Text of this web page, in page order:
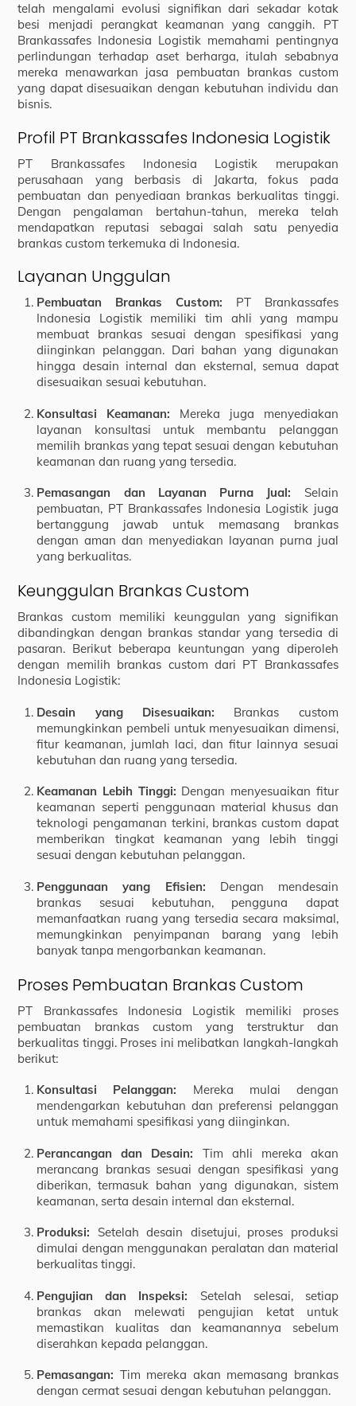
telah mengalami evolusi signifikan dari sekadar kotak
besi menjadi perangkat keamanan yang canggih. PT
Brankassafes Indonesia Logistik memahami pentingnya
perlindungan terhadap aset berharga, itulah sebabnya
mereka menawarkan jasa pembuatan brankas custom
yang dapat disesuaikan dengan kebutuhan individu dan
bisnis.
Profil PT Brankassafes Indonesia Logistik
PT Brankassafes Indonesia Logistik merupakan
perusahaan yang berbasis di Jakarta, fokus pada
pembuatan dan penyediaan brankas berkualitas tinggi.
Dengan pengalaman bertahun-tahun, mereka telah
mendapatkan reputasi sebagai salah satu penyedia
brankas custom terkemuka di Indonesia.
Layanan Unggulan
Pembuatan Brankas Custom: PT Brankassafes
Indonesia Logistik memiliki tim ahli yang mampu
membuat brankas sesuai dengan spesifikasi yang
diinginkan pelanggan. Dari bahan yang digunakan
hingga desain internal dan eksternal, semua dapat
disesuaikan sesuai kebutuhan.
Konsultasi Keamanan: Mereka juga menyediakan
layanan konsultasi untuk membantu pelanggan
memilih brankas yang tepat sesuai dengan kebutuhan
keamanan dan ruang yang tersedia.
Pemasangan dan Layanan Purna Jual: Selain
pembuatan, PT Brankassafes Indonesia Logistik juga
bertanggung jawab untuk memasang brankas
dengan aman dan menyediakan layanan purna jual
yang berkualitas.
Keunggulan Brankas Custom
Brankas custom memiliki keunggulan yang signifikan
dibandingkan dengan brankas standar yang tersedia di
pasaran. Berikut beberapa keuntungan yang diperoleh
dengan memilih brankas custom dari PT Brankassafes
Indonesia Logistik:
Desain yang Disesuaikan: Brankas custom
memungkinkan pembeli untuk menyesuaikan dimensi,
fitur keamanan, jumlah laci, dan fitur lainnya sesuai
kebutuhan dan ruang yang tersedia.
Keamanan Lebih Tinggi: Dengan menyesuaikan fitur
keamanan seperti penggunaan material khusus dan
teknologi pengamanan terkini, brankas custom dapat
memberikan tingkat keamanan yang lebih tinggi
sesuai dengan kebutuhan pelanggan.
Penggunaan yang Efisien: Dengan mendesain
brankas sesuai kebutuhan, pengguna dapat
memanfaatkan ruang yang tersedia secara maksimal,
memungkinkan penyimpanan barang yang lebih
banyak tanpa mengorbankan keamanan.
Proses Pembuatan Brankas Custom
PT Brankassafes Indonesia Logistik memiliki proses
pembuatan brankas custom yang terstruktur dan
berkualitas tinggi. Proses ini melibatkan langkah-langkah
berikut:
Konsultasi Pelanggan: Mereka mulai dengan
mendengarkan kebutuhan dan preferensi pelanggan
untuk memahami spesifikasi yang diinginkan.
Perancangan dan Desain: Tim ahli mereka akan
merancang brankas sesuai dengan spesifikasi yang
diberikan, termasuk bahan yang digunakan, sistem
keamanan, serta desain internal dan eksternal.
Produksi: Setelah desain disetujui, proses produksi
dimulai dengan menggunakan peralatan dan material
berkualitas tinggi.
Pengujian dan Inspeksi: Setelah selesai, setiap
brankas akan melewati pengujian ketat untuk
memastikan kualitas dan keamanannya sebelum
diserahkan kepada pelanggan.
Pemasangan: Tim mereka akan memasang brankas
dengan cermat sesuai dengan kebutuhan pelanggan.